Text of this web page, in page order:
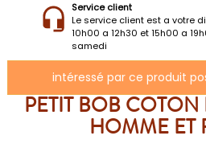
Service client
Le service client est a votre
10h00 a 12h30 et 15h00 a
samedi
intéressé par ce produit
PETIT BOB
HOMME ET